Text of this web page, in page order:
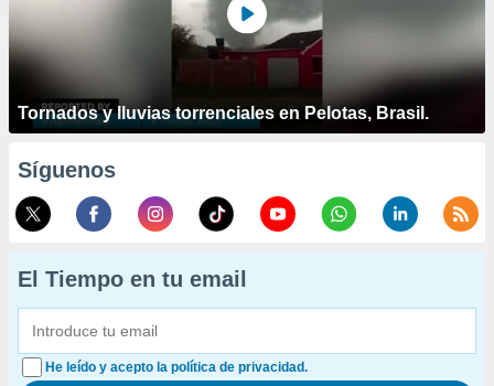
Tornados y lluvias torrenciales en Pelotas, Brasil.
Síguenos
El Tiempo en tu email
He leído y acepto la política de privacidad.